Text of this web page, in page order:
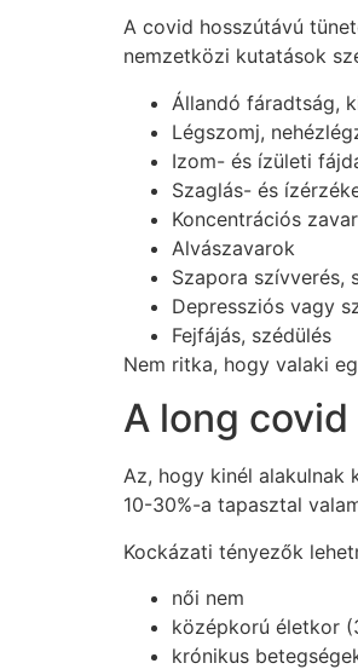
A covid hosszútávú
nemzetközi kutatások
Állandó fáradtság,
Légszomj,
Izom- és ízületi
Szaglás- és
Koncentrációs
Alvászavarok
Szapora szívverés,
Depressziós vagy
Fejfájás, szédülés
Nem ritka, hogy valaki
A long
Az, hogy kinél
10-30%-a tapasztal
Kockázati tényezők
női nem
középkorú életkor
krónikus